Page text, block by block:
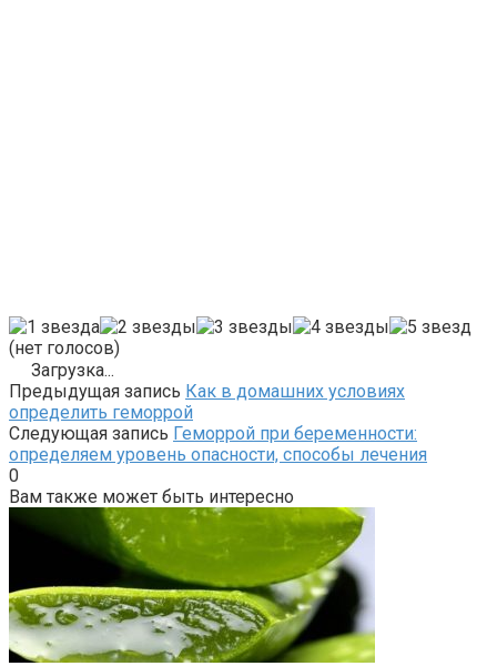
(нет голосов)
Загрузка...
Предыдущая запись Как в домашних условиях
определить геморрой
Следующая запись Геморрой при беременности:
определяем уровень опасности, способы лечения
0
Вам также может быть интересно